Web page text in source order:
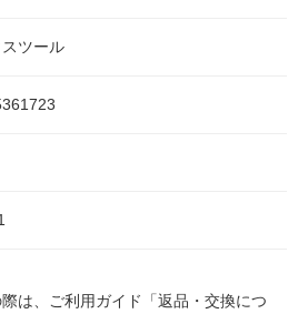
ツール
は、ご利用ガイド「返品・交換につ